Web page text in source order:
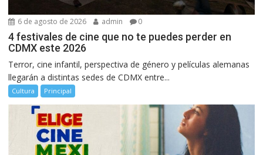
6 de agosto de 2026 admin 0
4 festivales de cine que no te puedes perder en
CDMX este 2026
Terror, cine infantil, perspectiva de género y películas alemanas
llegarán a distintas sedes de CDMX entre...
Cultura Principal